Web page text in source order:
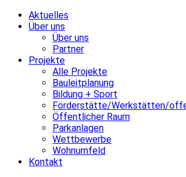
Aktuelles
Über uns
Über uns
Partner
Projekte
Alle Projekte
Bauleitplanung
Bildung + Sport
Förderstätte/Werkstätten/
Öffentlicher Raum
Parkanlagen
Wettbewerbe
Wohnumfeld
Kontakt